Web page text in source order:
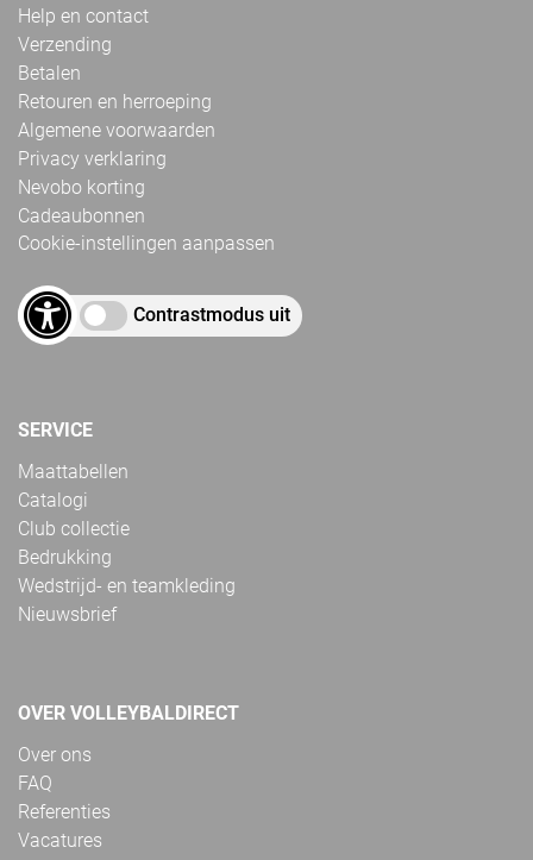
Help en contact
Verzending
Betalen
Retouren en herroeping
Algemene voorwaarden
Privacy verklaring
Nevobo korting
Cadeaubonnen
Cookie-instellingen aanpassen
Contrastmodus uit
SERVICE
Maattabellen
Catalogi
Club collectie
Bedrukking
Wedstrijd- en teamkleding
Nieuwsbrief
OVER VOLLEYBALDIRECT
Over ons
FAQ
Referenties
Vacatures